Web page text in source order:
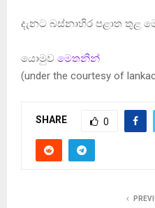
දැනට බස්නාහිර පළාත තුළ
යොමුව මෙතනින්
(under the courtesy of
SHARE 0